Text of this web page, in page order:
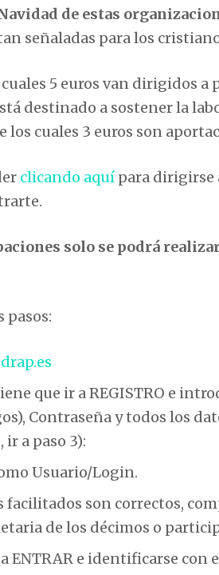
de estas
señaladas para los
cuales 5 euros van dirigidos
destinado a sostener la
los cuales 3 euros son
clicando aquí para dirigirse
solo se podrá
pasos:
que ir a REGISTRO e
Contraseña y todos los
a paso 3):
Usuario/Login.
facilitados son correctos,
de los décimos o
ENTRAR e identificarse con